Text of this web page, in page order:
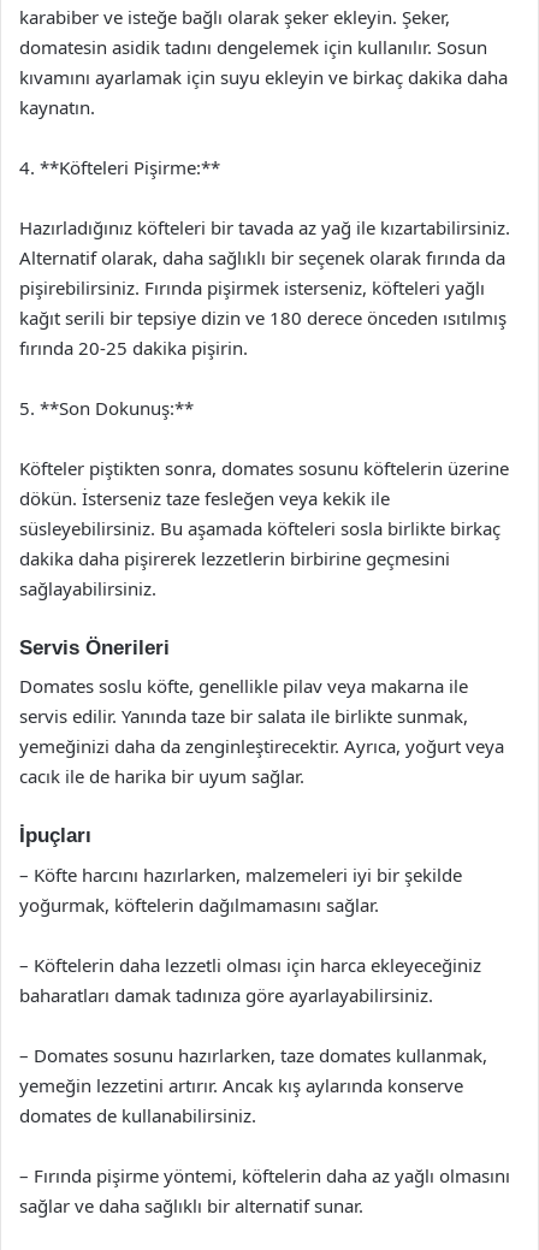
karabiber ve isteğe bağlı olarak şeker ekleyin. Şeker,
domatesin asidik tadını dengelemek için kullanılır. Sosun
kıvamını ayarlamak için suyu ekleyin ve birkaç dakika daha
kaynatın.
4. **Köfteleri Pişirme:**
Hazırladığınız köfteleri bir tavada az yağ ile kızartabilirsiniz.
Alternatif olarak, daha sağlıklı bir seçenek olarak fırında da
pişirebilirsiniz. Fırında pişirmek isterseniz, köfteleri yağlı
kağıt serili bir tepsiye dizin ve 180 derece önceden ısıtılmış
fırında 20-25 dakika pişirin.
5. **Son Dokunuş:**
Köfteler piştikten sonra, domates sosunu köftelerin üzerine
dökün. İsterseniz taze fesleğen veya kekik ile
süsleyebilirsiniz. Bu aşamada köfteleri sosla birlikte birkaç
dakika daha pişirerek lezzetlerin birbirine geçmesini
sağlayabilirsiniz.
Servis Önerileri
Domates soslu köfte, genellikle pilav veya makarna ile
servis edilir. Yanında taze bir salata ile birlikte sunmak,
yemeğinizi daha da zenginleştirecektir. Ayrıca, yoğurt veya
cacık ile de harika bir uyum sağlar.
İpuçları
– Köfte harcını hazırlarken, malzemeleri iyi bir şekilde
yoğurmak, köftelerin dağılmamasını sağlar.
– Köftelerin daha lezzetli olması için harca ekleyeceğiniz
baharatları damak tadınıza göre ayarlayabilirsiniz.
– Domates sosunu hazırlarken, taze domates kullanmak,
yemeğin lezzetini artırır. Ancak kış aylarında konserve
domates de kullanabilirsiniz.
– Fırında pişirme yöntemi, köftelerin daha az yağlı olmasını
sağlar ve daha sağlıklı bir alternatif sunar.